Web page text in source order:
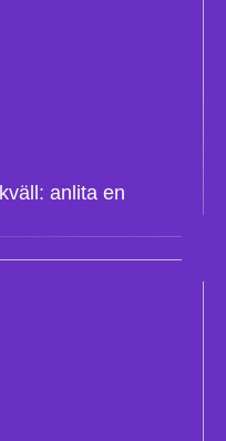
anlita en